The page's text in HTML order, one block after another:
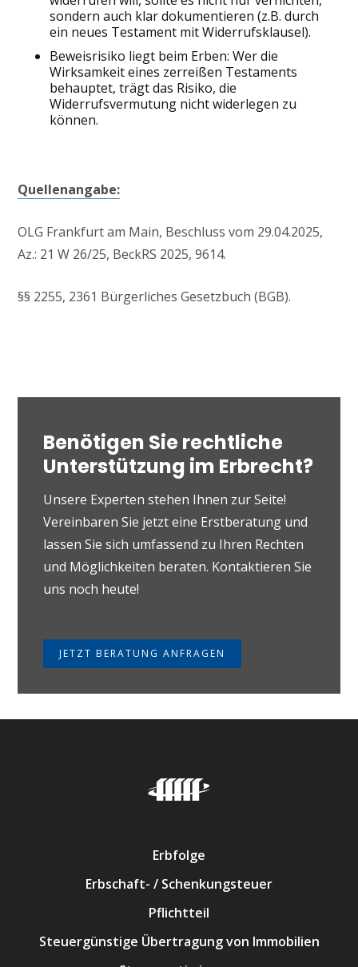
sondern auch klar dokumentieren (z.B. durch
ein neues Testament mit Widerrufsklausel).
Beweisrisiko liegt beim Erben: Wer die
Wirksamkeit eines zerreißen Testaments
behauptet, trägt das Risiko, die
Widerrufsvermutung nicht widerlegen zu
können.
Quellenangabe:
OLG Frankfurt am Main, Beschluss vom 29.04.2025,
Az.: 21 W 26/25, BeckRS 2025, 9614.
§§ 2255, 2361 Bürgerliches Gesetzbuch (BGB).
Benötigen Sie rechtliche
Unterstützung im Erbrecht?
Unsere Experten stehen Ihnen zur Seite!
Vereinbaren Sie jetzt eine Erstberatung und
lassen Sie sich umfassend zu Ihren Rechten
und Möglichkeiten beraten. Kontaktieren Sie
uns noch heute!
JETZT BERATUNG ANFRAGEN
Erbfolge
Erbschaft- / Schenkungsteuer
Pflichtteil
Steuergünstige Übertragung von Immobilien